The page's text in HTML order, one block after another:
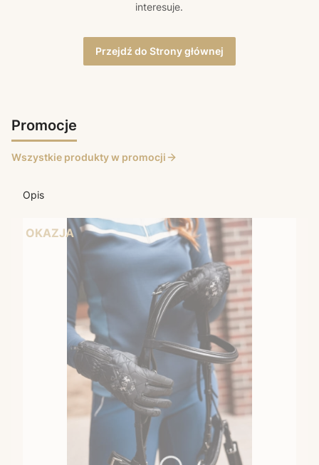
interesuje.
Przejdź do Strony głównej
Promocje
Wszystkie produkty w promocji
Opis
OKAZJA